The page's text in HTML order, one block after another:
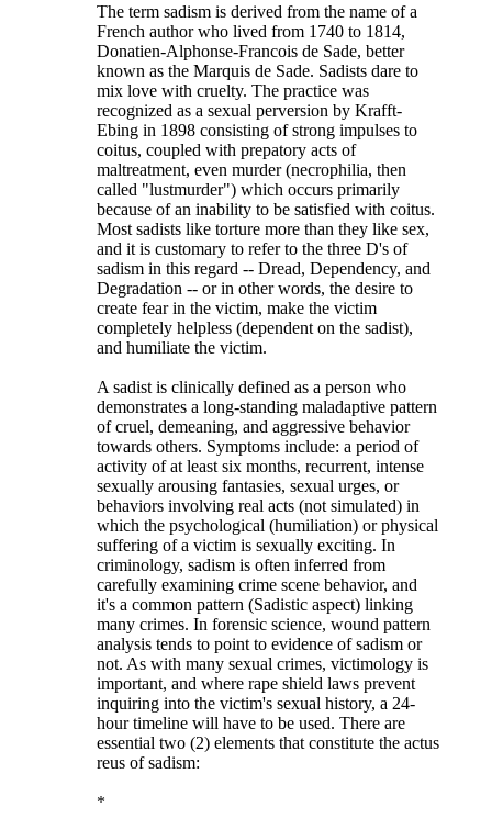
The term sadism is derived from the name of a
French author who lived from 1740 to 1814,
Donatien-Alphonse-Francois de Sade, better
known as the Marquis de Sade. Sadists dare to
mix love with cruelty. The practice was
recognized as a sexual perversion by Krafft-
Ebing in 1898 consisting of strong impulses to
coitus, coupled with prepatory acts of
maltreatment, even murder (necrophilia, then
called "lustmurder") which occurs primarily
because of an inability to be satisfied with coitus.
Most sadists like torture more than they like sex,
and it is customary to refer to the three D's of
sadism in this regard -- Dread, Dependency, and
Degradation -- or in other words, the desire to
create fear in the victim, make the victim
completely helpless (dependent on the sadist),
and humiliate the victim.
A sadist is clinically defined as a person who
demonstrates a long-standing maladaptive pattern
of cruel, demeaning, and aggressive behavior
towards others. Symptoms include: a period of
activity of at least six months, recurrent, intense
sexually arousing fantasies, sexual urges, or
behaviors involving real acts (not simulated) in
which the psychological (humiliation) or physical
suffering of a victim is sexually exciting. In
criminology, sadism is often inferred from
carefully examining crime scene behavior, and
it's a common pattern (Sadistic aspect) linking
many crimes. In forensic science, wound pattern
analysis tends to point to evidence of sadism or
not. As with many sexual crimes, victimology is
important, and where rape shield laws prevent
inquiring into the victim's sexual history, a 24-
hour timeline will have to be used. There are
essential two (2) elements that constitute the actus
reus of sadism:
*